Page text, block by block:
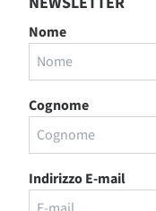
Nome
Cognome
Indirizzo E-mail